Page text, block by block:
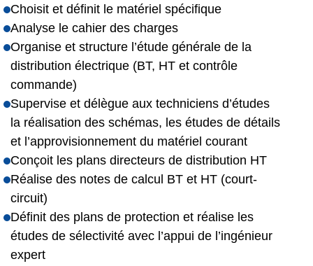
Choisit et définit le matériel spécifique
Analyse le cahier des charges
Organise et structure l’étude générale de la
distribution électrique (BT, HT et contrôle
commande)
Supervise et délègue aux techniciens d’études
la réalisation des schémas, les études de détails
et l’approvisionnement du matériel courant
Conçoit les plans directeurs de distribution HT
Réalise des notes de calcul BT et HT (court-
circuit)
Définit des plans de protection et réalise les
études de sélectivité avec l’appui de l’ingénieur
expert